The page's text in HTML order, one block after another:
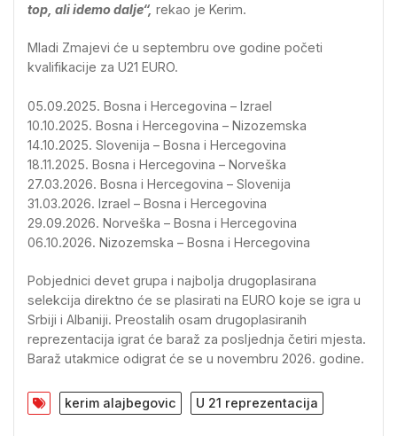
top, ali idemo dalje“, rekao je Kerim.
Mladi Zmajevi će u septembru ove godine početi
kvalifikacije za U21 EURO.
05.09.2025. Bosna i Hercegovina – Izrael
10.10.2025. Bosna i Hercegovina – Nizozemska
14.10.2025. Slovenija – Bosna i Hercegovina
18.11.2025. Bosna i Hercegovina – Norveška
27.03.2026. Bosna i Hercegovina – Slovenija
31.03.2026. Izrael – Bosna i Hercegovina
29.09.2026. Norveška – Bosna i Hercegovina
06.10.2026. Nizozemska – Bosna i Hercegovina
Pobjednici devet grupa i najbolja drugoplasirana
selekcija direktno će se plasirati na EURO koje se igra u
Srbiji i Albaniji. Preostalih osam drugoplasiranih
reprezentacija igrat će baraž za posljednja četiri mjesta.
Baraž utakmice odigrat će se u novembru 2026. godine.
kerim alajbegovic U 21 reprezentacija